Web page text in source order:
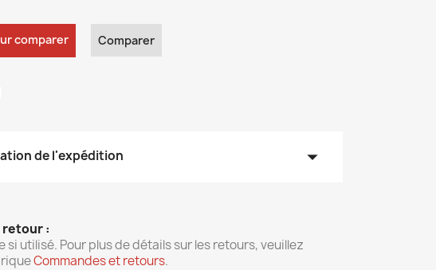
comparer Comparer
de l'expédition arrow_drop_down
:
si utilisé. Pour plus de détails sur les retours, veuillez
Commandes et retours.